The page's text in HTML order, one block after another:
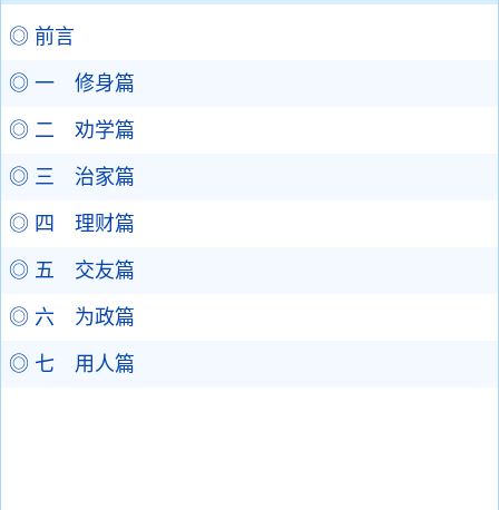
◎ 前言
◎ 一 修身篇
◎ 二 劝学篇
◎ 三 治家篇
◎ 四 理财篇
◎ 五 交友篇
◎ 六 为政篇
◎ 七 用人篇